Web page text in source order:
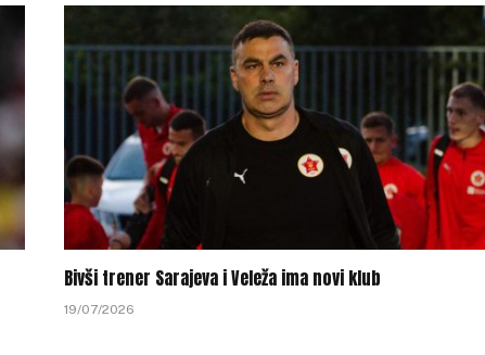
Bivši trener Sarajeva i Veleža ima novi klub
19/07/2026